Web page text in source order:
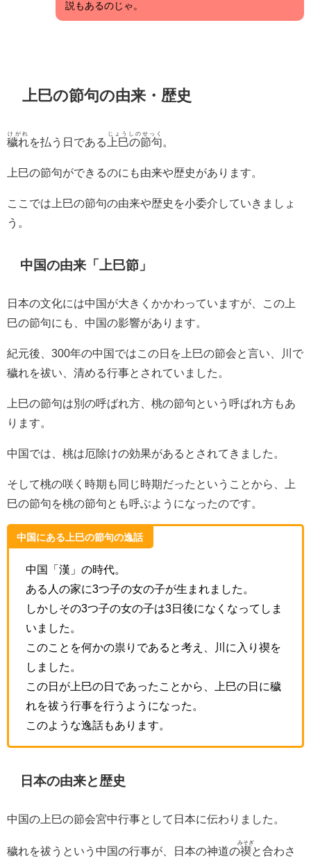
説もあるのじゃ。
上巳の節句の由来・歴史
穢れ
けがれ
を払う日である 上巳の節句
じょうしのせっく
上巳の節句ができるのにも由来や歴史があります。
ここでは上巳の節句の由来や歴史を小委介していきましょ
う。
中国の由来「上巳節」
日本の文化には中国が大きくかかわっていますが、この上
巳の節句にも、中国の影響があります。
紀元後、300年の中国ではこの日を上巳の節会と言い、川で
穢れを祓い、清める行事とされていました。
上巳の節句は別の呼ばれ方、桃の節句という呼ばれ方もあ
ります。
中国では、桃は厄除けの効果があるとされてきました。
そして桃の咲く時期も同じ時期だったということから、上
巳の節句を桃の節句とも呼ぶようになったのです。
中国にある上巳の節句の逸話
中国「漢」の時代。
ある人の家に3つ子の女の子が生まれました。
しかしその3つ子の女の子は3日後になくなってしま
いました。
このことを何かの祟りであると考え、川に入り禊を
しました。
この日が上巳の日であったことから、上巳の日に穢
れを祓う行事を行うようになった。
このような逸話もあります。
日本の由来と歴史
中国の上巳の節会宮中行事として日本に伝わりました。
穢れを祓うという中国の行事が、日本の神道の禊
みそぎ
と合わさ